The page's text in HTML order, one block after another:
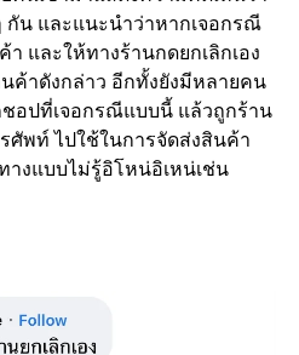
กัน และแนะนำว่าหากเจอกรณี
และให้ทางร้านกดยกเลิกเอง
ค้าดังกล่าว อีกทั้งยังมีหลายคน
ชอปที่เจอกรณีแบบนี้ แล้วถูกร้าน
ศัพท์ ไปใช้ในการจัดส่งสินค้า
างแบบไม่รู้อิโหน่อิเหน่เช่น